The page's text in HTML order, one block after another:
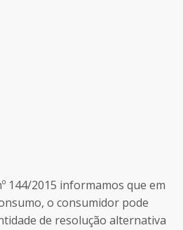
144/2015 informamos que em
o consumidor pode
de resolução alternativa